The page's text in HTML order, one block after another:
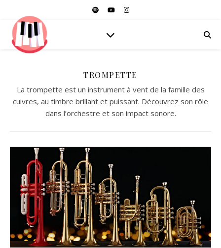
TROMPETTE
La trompette est un instrument à vent de la famille des
cuivres, au timbre brillant et puissant. Découvrez son rôle
dans l’orchestre et son impact sonore.